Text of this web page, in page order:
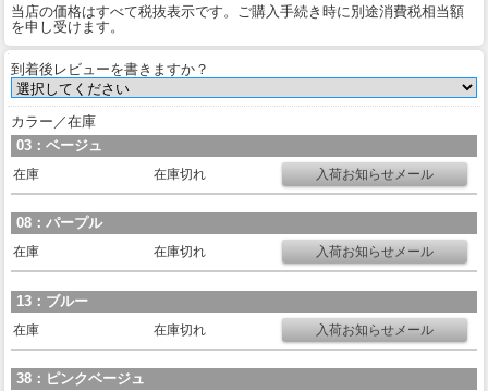
当店の価格はすべて税抜表示です。ご購入手続き時に別途消費税相当額
を申し受けます。
到着後レビューを書きますか？
カラー／在庫
03：ベージュ
在庫 在庫切れ
08：パープル
在庫 在庫切れ
13：ブルー
在庫 在庫切れ
38：ピンクベージュ